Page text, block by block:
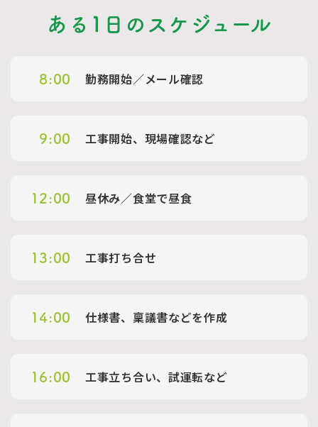
ある1日のスケジュール
8:00 勤務開始／メール確認
9:00 工事開始、現場確認など
12:00 昼休み／食堂で昼食
13:00 工事打ち合せ
14:00 仕様書、稟議書などを作成
16:00 工事立ち合い、試運転など